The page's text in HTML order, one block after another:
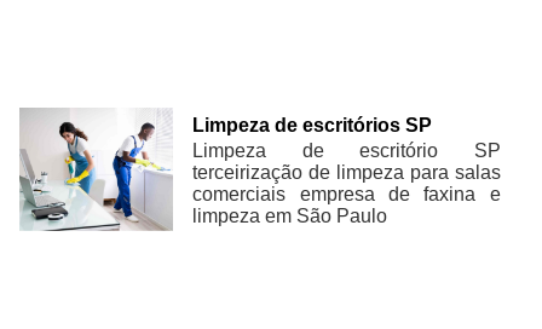
Limpeza de escritórios SP
Limpeza de escritório SP
terceirização de limpeza para salas
comerciais empresa de faxina e
limpeza em São Paulo